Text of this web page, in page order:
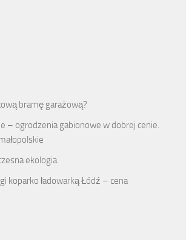
bramę garażową?
– ogrodzenia gabionowe w dobrej cenie.
ekologia.
koparko ładowarką Łódź – cena